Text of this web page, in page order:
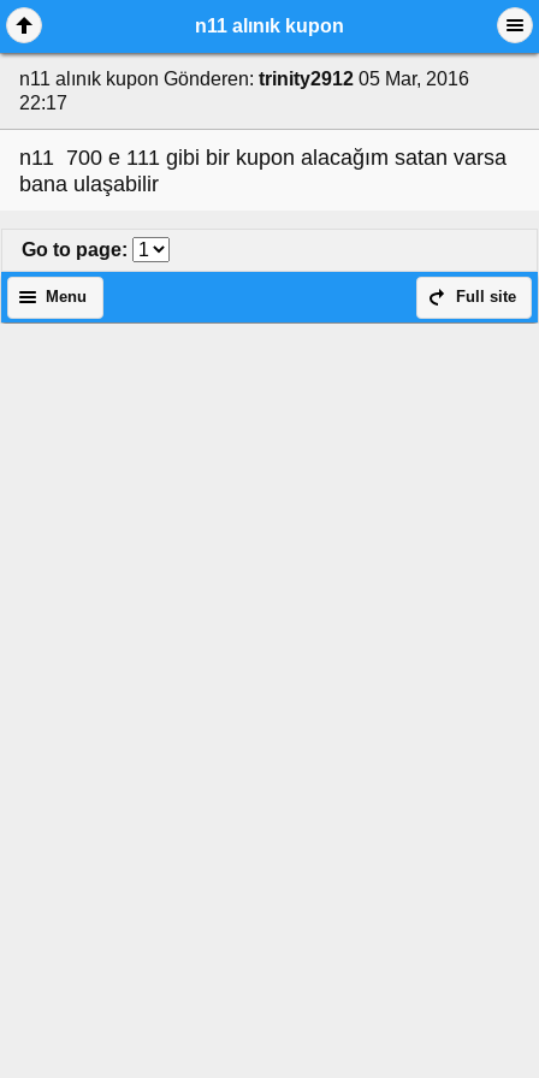
n11 alınık kupon
n11 alınık kupon Gönderen: trinity2912 05 Mar, 2016
22:17
n11 700 e 111 gibi bir kupon alacağım satan varsa
bana ulaşabilir
Go to page:
Full site
Menu